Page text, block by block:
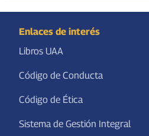
Enlaces de interés
Libros UAA
Código de Conducta
Código de Ética
Sistema de Gestión Integral